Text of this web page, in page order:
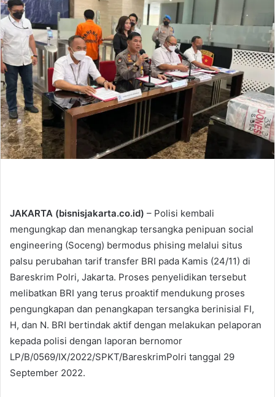
n
e
m
a
i
l
JAKARTA (bisnisjakarta.co.id) – Polisi kembali
mengungkap dan menangkap tersangka penipuan social
engineering (Soceng) bermodus phising melalui situs
palsu perubahan tarif transfer BRI pada Kamis (24/11) di
Bareskrim Polri, Jakarta. Proses penyelidikan tersebut
melibatkan BRI yang terus proaktif mendukung proses
pengungkapan dan penangkapan tersangka berinisial FI,
H, dan N. BRI bertindak aktif dengan melakukan pelaporan
kepada polisi dengan laporan bernomor
LP/B/0569/IX/2022/SPKT/BareskrimPolri tanggal 29
September 2022.